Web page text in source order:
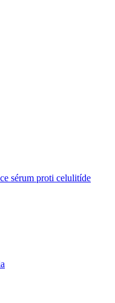
sérum proti celulitíde